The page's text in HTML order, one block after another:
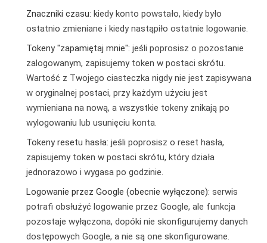
Znaczniki czasu: kiedy konto powstało, kiedy było
ostatnio zmieniane i kiedy nastąpiło ostatnie logowanie.
Tokeny "zapamiętaj mnie": jeśli poprosisz o pozostanie
zalogowanym, zapisujemy token w postaci skrótu.
Wartość z Twojego ciasteczka nigdy nie jest zapisywana
w oryginalnej postaci, przy każdym użyciu jest
wymieniana na nową, a wszystkie tokeny znikają po
wylogowaniu lub usunięciu konta.
Tokeny resetu hasła: jeśli poprosisz o reset hasła,
zapisujemy token w postaci skrótu, który działa
jednorazowo i wygasa po godzinie.
Logowanie przez Google (obecnie wyłączone): serwis
potrafi obsłużyć logowanie przez Google, ale funkcja
pozostaje wyłączona, dopóki nie skonfigurujemy danych
dostępowych Google, a nie są one skonfigurowane.